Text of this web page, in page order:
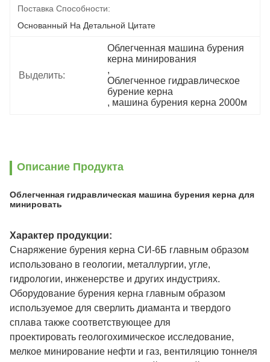
Поставка Способности:
Основанный На Детальной Цитате
Выделить:
Облегченная машина бурения
керна минирования
,
Облегченное гидравлическое
бурение керна
, машина бурения керна 2000м
Описание Продукта
Облегченная гидравлическая машина бурения керна для
минировать
Характер продукции:
Снаряжение бурения керна СИ-6Б главным образом
использовано в геологии, металлургии, угле,
гидрологии, инженерстве и других индустриях.
Оборудование бурения керна главным образом
используемое для сверлить диаманта и твердого
сплава также соответствующее для
проектировать геологохимическое исследование,
мелкое минирование нефти и газ, вентиляцию тоннеля